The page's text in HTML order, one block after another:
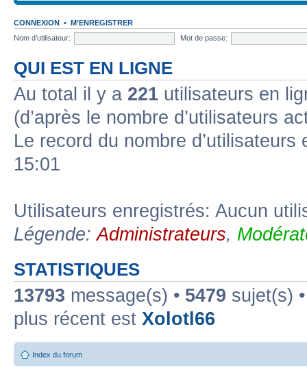
CONNEXION • M’ENREGISTRER
Nom d’utilisateur:
Mot de passe:
QUI EST EN LIGNE
Au total il y a 221 utilisateurs en
(d’après le nombre d’utilisateurs
Le record du nombre
15:01
Utilisateurs enregistrés: Aucun
Légende:Administrateurs,
STATISTIQUES
13793 message(s) • 5479 sujet(s)
plus récent est Xolotl66
Index du forum